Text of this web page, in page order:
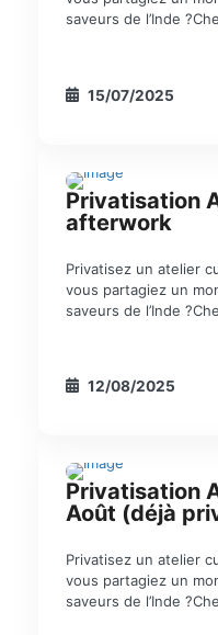
saveurs de l’Inde
15/07/2025
PRIVATISATION
Privatisation
afterwork
Privatisez un atelier
vous partagiez un
saveurs de l’Inde
12/08/2025
PRIVATISATION
Privatisation
Août (déjà
Privatisez un atelier
vous partagiez un
saveurs de l’Inde